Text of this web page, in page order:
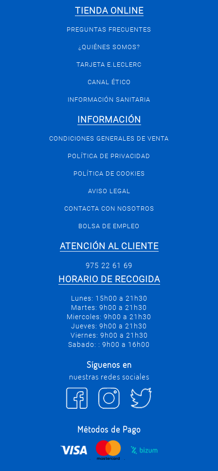
TIENDA ONLINE
PREGUNTAS FRECUENTES
¿QUIÉNES SOMOS?
TARJETA E.LECLERC
CANAL ÉTICO
INFORMACIÓN SANITARIA
INFORMACIÓN
CONDICIONES GENERALES DE VENTA
POLÍTICA DE PRIVACIDAD
POLÍTICA DE COOKIES
AVISO LEGAL
CONTACTA CON NOSOTROS
BOLSA DE EMPLEO
ATENCIÓN AL CLIENTE
975 22 61 69
HORARIO DE RECOGIDA
Lunes: 15h00 a 21h30
Martes: 9h00 a 21h30
Miercoles: 9h00 a 21h30
Jueves: 9h00 a 21h30
Viernes: 9h00 a 21h30
Sabado: : 9h00 a 16h00
Síguenos en
nuestras redes sociales
Métodos de Pago
. .